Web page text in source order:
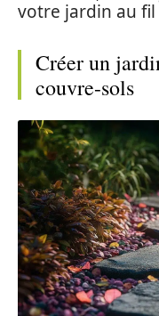
votre jardin au fil
Créer un
couvre-sols